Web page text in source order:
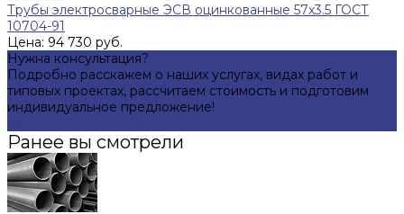
Трубы электросварные ЭСВ оцинкованные 57х3.5 ГОСТ
10704-91
Цена: 94 730 руб.
Нужна консультация?
Подробно расскажем о наших услугах, видах работ и
типовых проектах, рассчитаем стоимость и подготовим
индивидуальное предложение!
Ранее вы смотрели